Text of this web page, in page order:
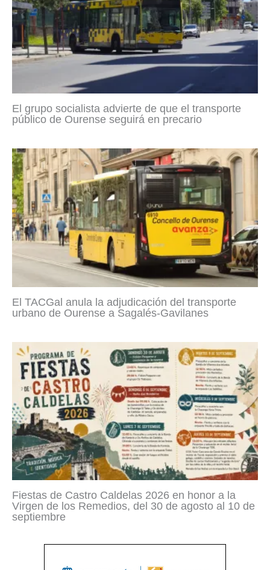
El grupo socialista advierte de que el transporte
público de Ourense seguirá en precario
El TACGal anula la adjudicación del transporte
urbano de Ourense a Sagalés-Gavilanes
Fiestas de Castro Caldelas 2026 en honor a la
Virgen de los Remedios, del 30 de agosto al 10 de
septiembre